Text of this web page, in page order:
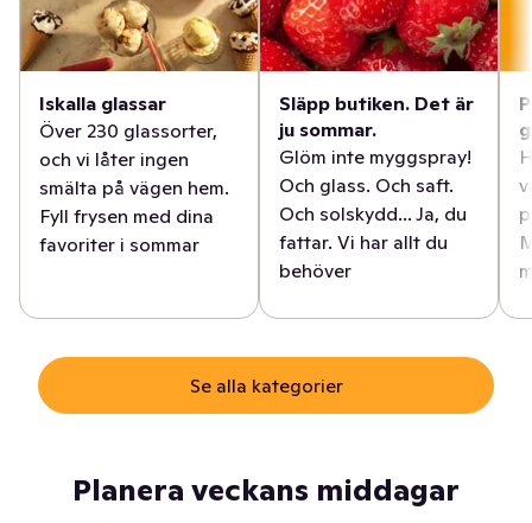
Iskalla glassar
Över 230 glassorter,
och vi låter ingen
smälta på vägen hem.
Fyll frysen med dina
favoriter i sommar
Släpp butiken. Det är
ju sommar.
Glöm inte myggspray!
Och glass. Och saft.
Och solskydd... Ja, du
fattar. Vi har allt du
behöver
Se alla kategorier
Planera veckans middagar